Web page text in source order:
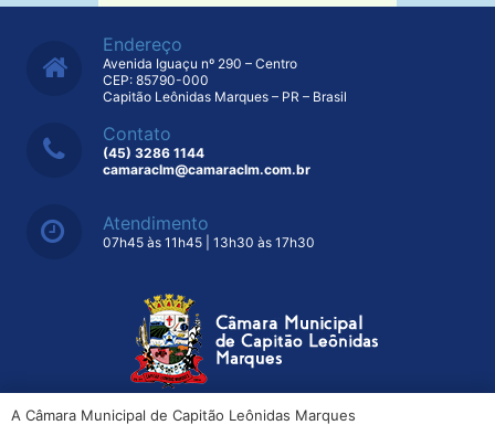
Endereço
Avenida Iguaçu nº 290 – Centro
CEP: 85790-000
Capitão Leônidas Marques – PR – Brasil
Contato
(45) 3286 1144
camaraclm@camaraclm.com.br
Atendimento
07h45 às 11h45 | 13h30 às 17h30
A Câmara Municipal de Capitão Leônidas Marques